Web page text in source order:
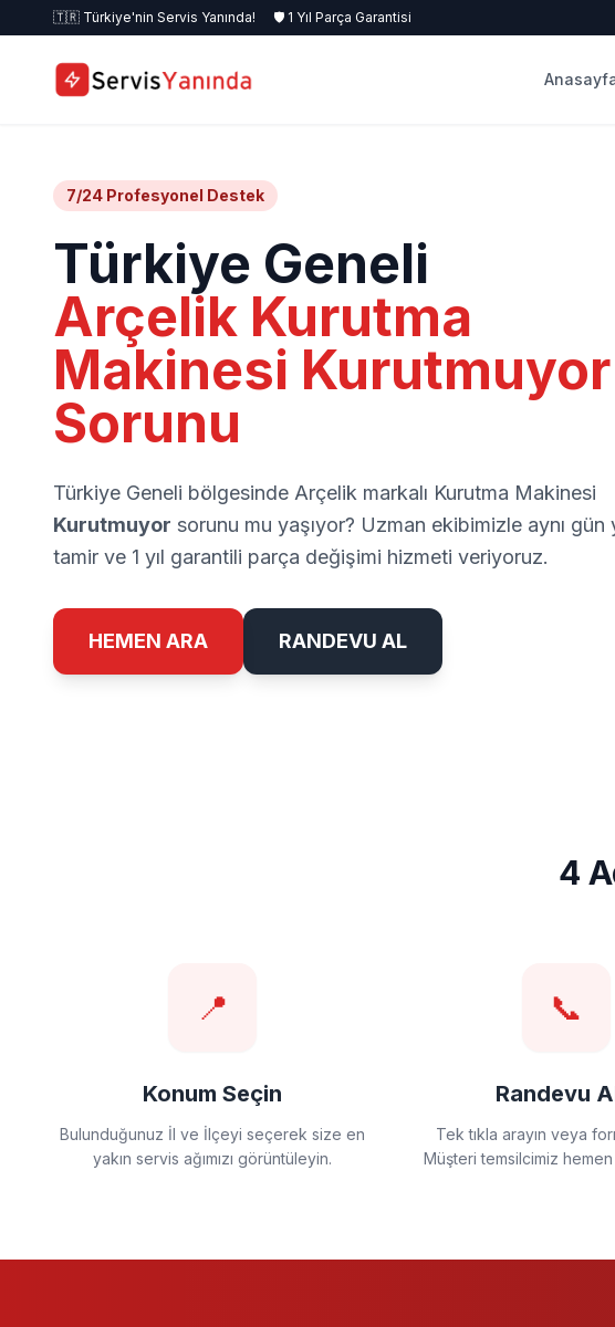
🇹🇷 Türkiye'nin Servis Yanında! 🛡️ 1 Yıl Parça Garantisi
7/24 Profesyonel Destek
Türkiye Geneli
Arçelik Kurutma
Makinesi Kurutmuyor
Sorunu
HEMEN ARA RANDEVU AL
Türkiye Geneli bölgesinde Arçelik markalı Kurutma Makinesi
Kurutmuyor sorunu mu yaşıyor? Uzman ekibimizle aynı gün
tamir ve 1 yıl garantili parça değişimi hizmeti veriyoruz.
4
📍
Konum Seçin
Bulunduğunuz İl ve İlçeyi seçerek size en
yakın servis ağımızı görüntüleyin.
📞
Randevu
Tek tıkla arayın veya
Müşteri temsilcimiz